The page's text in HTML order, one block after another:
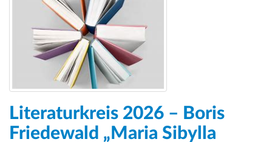
Literaturkreis 2026 – Boris
Friedewald „Maria Sibylla